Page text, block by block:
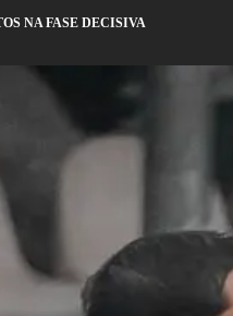
NA FASE DECISIVA